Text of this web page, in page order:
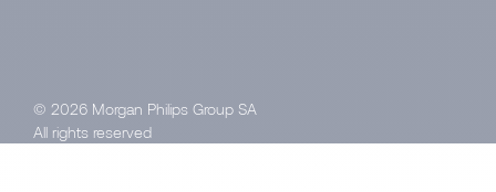
© 2026 Morgan Philips Group SA
All rights reserved